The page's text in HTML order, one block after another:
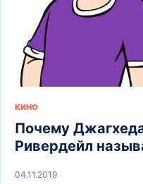
КИНО
Почему
Ривердейл
04.11.2019